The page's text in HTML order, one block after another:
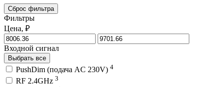
Сброс фильтра
Фильтры
Цена, ₽
Входной сигнал
Выбрать все
PushDim (подача AC 230V) 4
RF 2.4GHz 3